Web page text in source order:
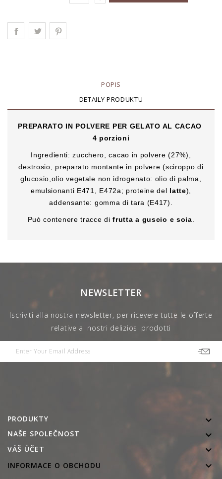
POPIS
DETAILY PRODUKTU
PREPARATO IN POLVERE PER GELATO AL CACAO
4 porzioni
Ingredienti: zucchero, cacao in polvere (27%),
destrosio, preparato montante in polvere (sciroppo di
glucosio,olio vegetale non idrogenato: olio di palma,
emulsionanti E471, E472a; proteine del latte),
addensante: gomma di tara (E417).
Può contenere tracce difrutta a guscio e soia
NEWSLETTER
Iscriviti alla nostra newsletter, per ricevere tutte le offerte
relative ai nostri deliziosi prodotti
PRODUKTY 
NAŠE SPOLEČNOST 
VÁŠ ÚČET 
INFORMACE O OBCHODU 